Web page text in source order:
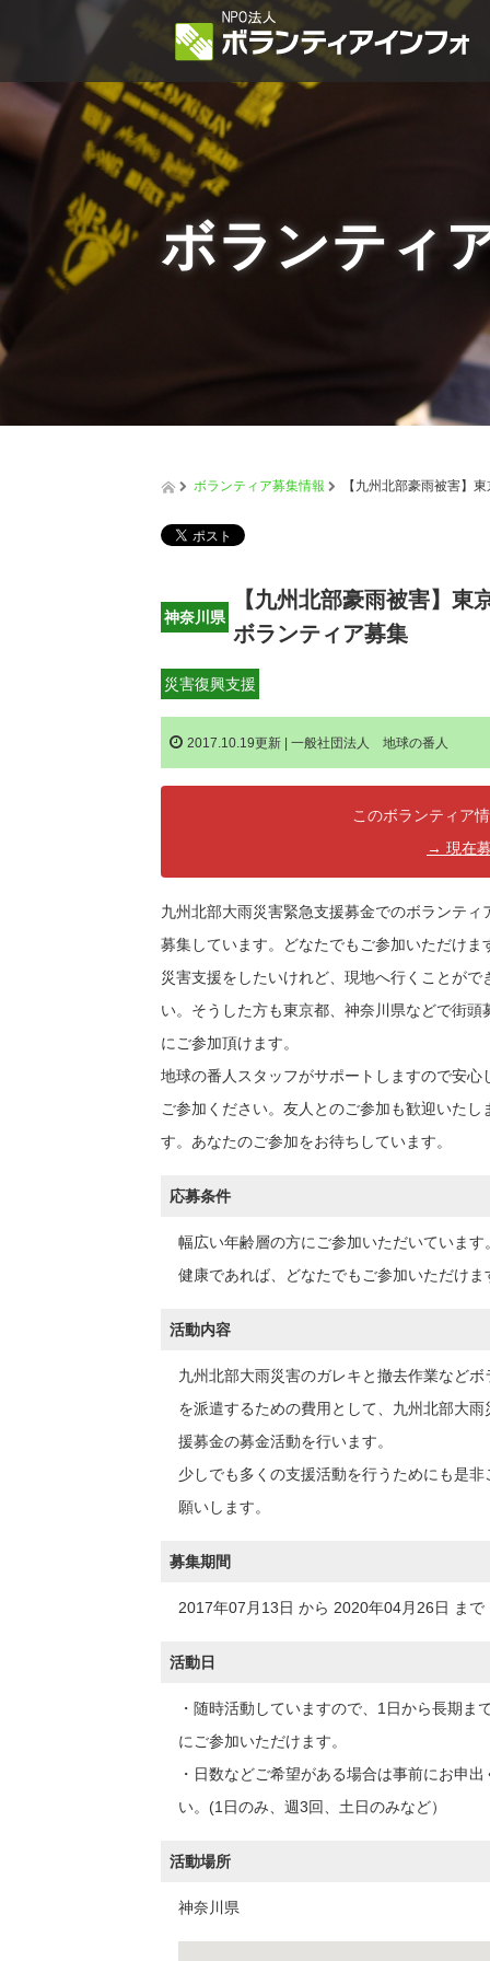
ボランティ
ボランティア募集情報 【九州北部豪雨被害】
神奈川県
【九州北部豪雨被害】
ボランティア募集
災害復興支援
2017.10.19更新 | 一般社団法人 地球の番人
このボランティア
→ 現在
九州北部大雨災害緊急支援募金でのボランティ
募集しています。どなたでもご参加いただけま
災害支援をしたいけれど、現地へ行くことがで
い。そうした方も東京都、神奈川県などで街頭
にご参加頂けます。
地球の番人スタッフがサポートしますので安心
ご参加ください。友人とのご参加も歓迎いたし
す。あなたのご参加をお待ちしています。
応募条件
幅広い年齢層の方にご参加いただいています
健康であれば、どなたでもご参加いただけま
活動内容
九州北部大雨災害のガレキと撤去作業などボ
を派遣するための費用として、九州北部大雨
援募金の募金活動を行います。
少しでも多くの支援活動を行うためにも是非
願いします。
募集期間
2017年07月13日 から 2020年04月26日 まで
活動日
・随時活動していますので、1日から長期ま
にご参加いただけます。
・日数などご希望がある場合は事前にお申出
い。(1日のみ、週3回、土日のみなど）
活動場所
神奈川県